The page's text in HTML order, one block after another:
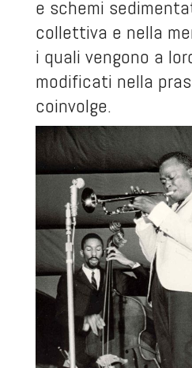
e schemi
collettiva e nella
i quali vengono a
modificati nella
coinvolge.